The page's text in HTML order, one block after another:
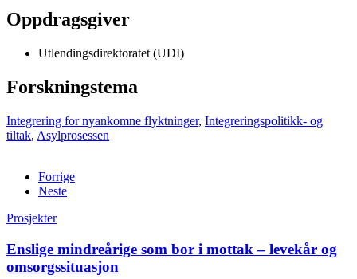
Oppdragsgiver
Utlendingsdirektoratet (UDI)
Forskningstema
Integrering for nyankomne flyktninger, Integreringspolitikk- og
tiltak, Asylprosessen
Forrige
Neste
Prosjekter
Enslige mindreårige som bor i mottak – levekår og
omsorgssituasjon